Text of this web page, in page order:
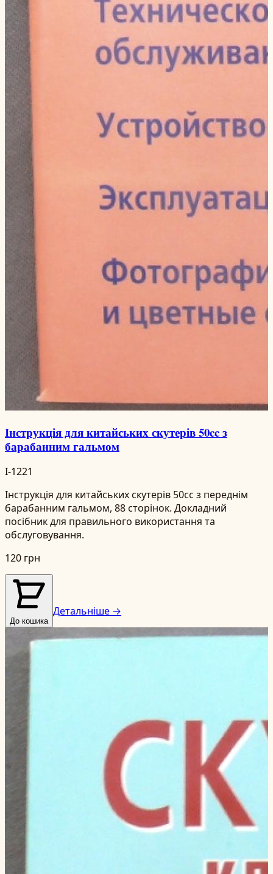
Інструкція для китайських скутерів 50cc з
барабанним гальмом
I-1221
Інструкція для китайських скутерів 50cc з переднім
барабанним гальмом, 88 сторінок. Докладний
посібник для правильного використання та
обслуговування.
120 грн
До кошика
Детальніше →